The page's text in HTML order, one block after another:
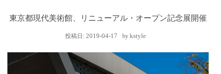
東京都現代美術館、リニューアル・オープン記念展開催
投稿日: 2019-04-17 by kstyle